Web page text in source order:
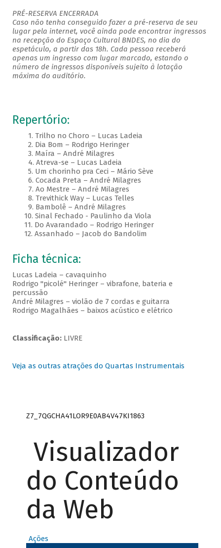
PRÉ-RESERVA ENCERRADA
Caso não tenha conseguido fazer a pré-reserva de seu
lugar pela internet, você ainda pode encontrar ingressos
na recepção do Espaço Cultural BNDES, no dia do
espetáculo, a partir das 18h. Cada pessoa receberá
apenas um ingresso com lugar marcado, estando o
número de ingressos disponíveis sujeito à lotação
máxima do auditório.
Repertório:
1. Trilho no Choro – Lucas Ladeia
2. Dia Bom – Rodrigo Heringer
3. Maíra – André Milagres
4. Atreva-se – Lucas Ladeia
5. Um chorinho pra Ceci – Mário Sève
6. Cocada Preta – André Milagres
7. Ao Mestre – André Milagres
8. Trevithick Way – Lucas Telles
9. Bambolê – André Milagres
10. Sinal Fechado - Paulinho da Viola
11. Do Avarandado – Rodrigo Heringer
12. Assanhado – Jacob do Bandolim
Ficha técnica:
Lucas Ladeia – cavaquinho
Rodrigo "picolé" Heringer – vibrafone, bateria e
percussão
André Milagres – violão de 7 cordas e guitarra
Rodrigo Magalhães – baixos acústico e elétrico
Classificação:LIVRE
Veja as outras atrações do Quartas Instrumentais
Z7_7QGCHA41LOR9E0AB4V47KI1863
Visualizador
do Conteúdo
da Web
Ações